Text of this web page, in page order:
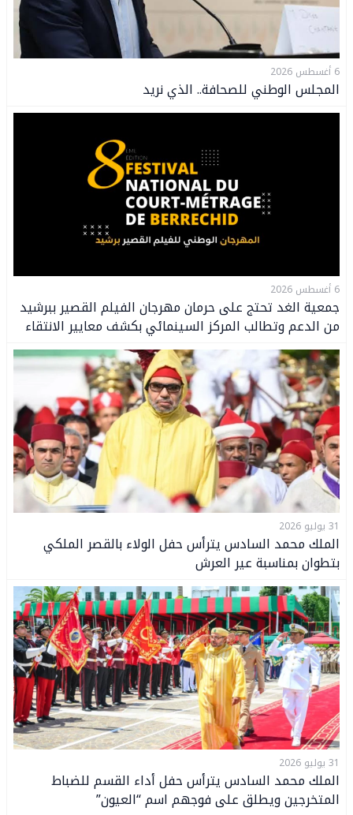
6 أغسطس 2026
المجلس الوطني للصحافة.. الذي نريد
6 أغسطس 2026
جمعية الغد تحتج على حرمان مهرجان الفيلم القصير ببرشيد
من الدعم وتطالب المركز السينمائي بكشف معايير الانتقاء
31 يوليو 2026
الملك محمد السادس يترأس حفل الولاء بالقصر الملكي
بتطوان بمناسبة عير العرش
31 يوليو 2026
الملك محمد السادس يترأس حفل أداء القسم للضباط
المتخرجين ويطلق على فوجهم اسم “العيون”